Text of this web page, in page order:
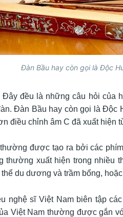
Đàn Bầu hay còn gọi là Độc
Đây đều là những câu hỏi của
Đàn Bầu hay còn gọi là Độc
điều chỉnh âm C đã xuất hiện
được tạo ra bởi các
thường xuất hiện trong nhiều
du dương và trầm bổng,
nghệ sĩ Việt Nam biên tập
Việt Nam thường được gắn